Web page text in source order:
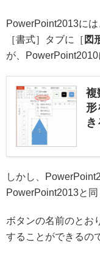
PowerPoint2013に
［書式］タブに［ 図
が、PowerPoint2010
複
形
き
しかし、
PowerPoint2013と同
ボタンの名前のとお
することができるの